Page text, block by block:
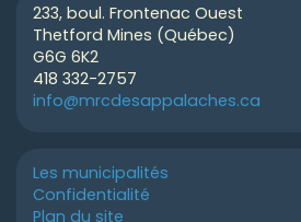
233, boul. Frontenac Ouest
Thetford Mines (Québec)
G6G 6K2
418 332-2757
info@mrcdesappalaches.ca
Les municipalités
Confidentialité
Plan du site